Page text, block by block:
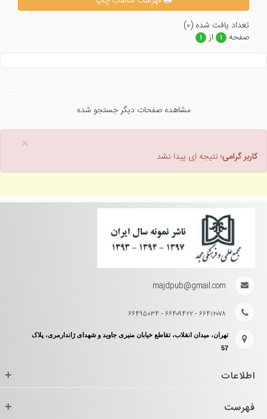
تعداد يافت شده (۰)
صفحه
۱ از ۱
مشاهده صفحات دیگر جستجو شده
×
کاربر گرامی؛ نتیجه ای پیدا نشد
majdpub@gmail.com
۶۶۴۱۲۰۷۸ - ۶۶۴۰۹۴۲۲ - ۶۶۴۹۵۰۳۴
تهران، میدان انقلاب، تقاطع خیابان منیری جاوید و شهدای ژاندارمری، پلاک
57
اطلاعات +
فهرست +